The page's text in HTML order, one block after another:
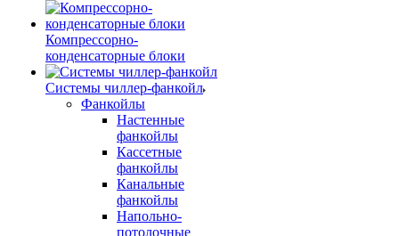
Компрессорно-
конденсаторные блоки
Системы чиллер-фанкойл
Фанкойлы
Настенные
фанкойлы
Кассетные
фанкойлы
Канальные
фанкойлы
Напольно-
потолочные